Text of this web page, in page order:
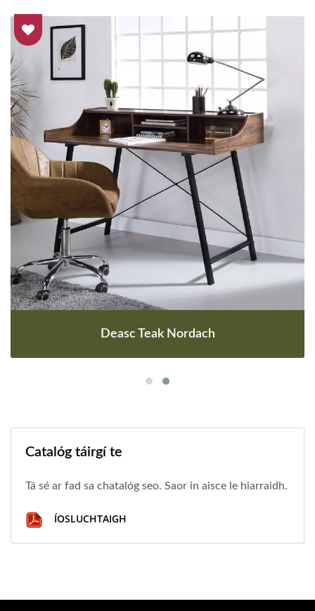
Deasc Teak Nordach
Catalóg táirgí te
Tá sé ar fad sa chatalóg seo. Saor in aisce le hiarraidh.
ÍOSLUCHTAIGH